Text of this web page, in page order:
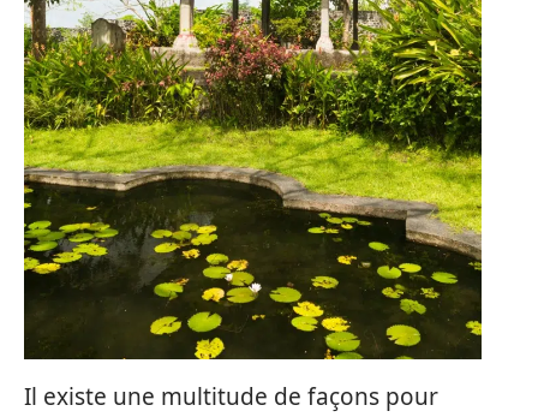
Il existe une multitude de façons pour